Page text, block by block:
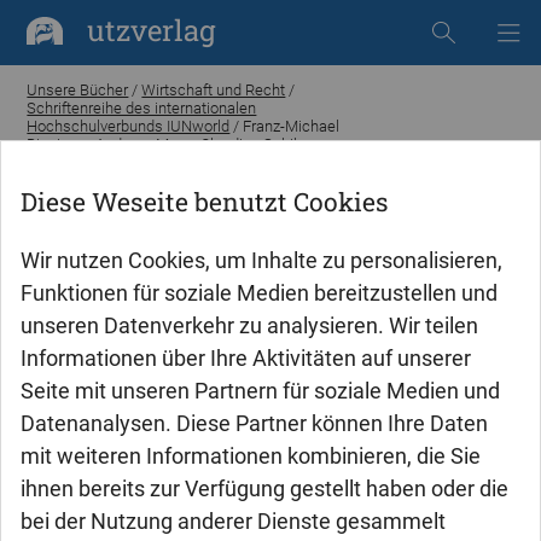
Diese Weseite benutzt Cookies
Wir nutzen Cookies, um Inhalte zu personalisieren,
Funktionen für soziale Medien bereitzustellen und
unseren Datenverkehr zu analysieren. Wir teilen
Informationen über Ihre Aktivitäten auf unserer
Seite mit unseren Partnern für soziale Medien und
Datenanalysen. Diese Partner können Ihre Daten
mit weiteren Informationen kombinieren, die Sie
ihnen bereits zur Verfügung gestellt haben oder die
bei der Nutzung anderer Dienste gesammelt
utzverlag
Unsere Bücher /Wirtschaft und Recht /
Schriftenreihe des internationalen
Hochschulverbunds IUNworld / Franz-Michael
Binninger, Andreas Mues, Claudius Schikora